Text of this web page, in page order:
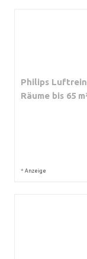
Philips
Räume bis 65
* Anzeige